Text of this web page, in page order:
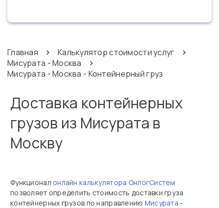
Главная
Калькулятор стоимости услуг
Мисурата - Москва
Мисурата - Москва - Контейнерный груз
Доставка контейнерных
грузов из Мисурата в
Москву
Функционал онлайн калькулятора ОнлогСистем
позволяет определить стоимость доставки груза
контейнерных грузов по направлению Мисурата -